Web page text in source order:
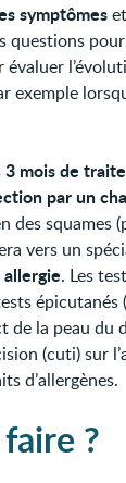
symptômes
questions
exemple
3 mois de
par un
des squames
vers un
allergie. Les
de la peau du
(cuti) sur
d’allergènes.
?